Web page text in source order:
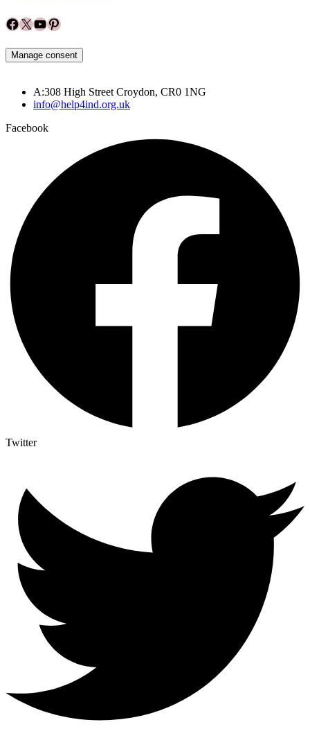
Facebook
X YouTube
Pinterest
Manage consent
A:308 High Street Croydon, CR0 1NG
info@help4ind.org.uk
Facebook
Twitter